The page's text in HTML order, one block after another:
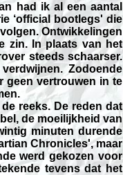
had ik al een aantal
‘official bootlegs' die
Ontwikkelingen
zin. In plaats van het
steeds schaarser.
Zodoende
geen vertrouwen in te
reeks. De reden dat
de moeilijkheid van
minuten durende
Chronicles', maar
werd gekozen voor
tevens dat het